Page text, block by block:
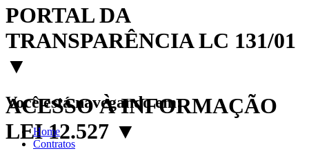
PORTAL DA
TRANSPARÊNCIA LC 131/01
▼
ACESSO À INFORMAÇÃO
LEI 12.527 ▼
Você está navegando em:
Home
Contratos